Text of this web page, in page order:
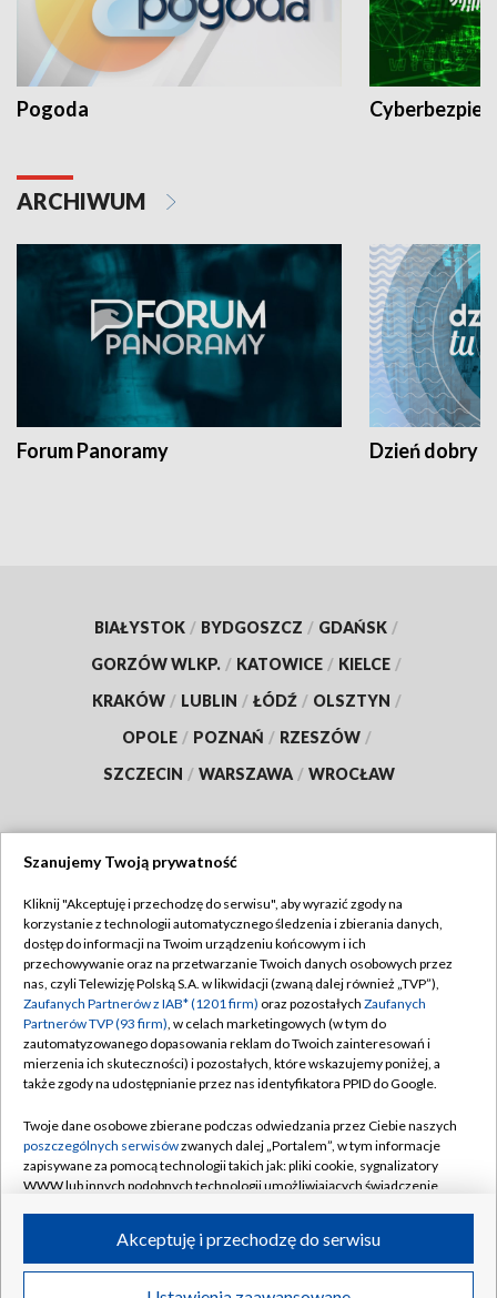
Pogoda
ARCHIWUM
Forum Panoramy Dzień dobry
BIAŁYSTOK / BYDGOSZCZ / GDAŃSK /
GORZÓW WLKP. / KATOWICE / KIELCE /
KRAKÓW / LUBLIN / ŁÓDŹ / OLSZTYN /
OPOLE / POZNAŃ / RZESZÓW /
SZCZECIN / WARSZAWA / WROCŁAW
TVP
Abonament TVP
Emisja w TVP
Centrum informacji TVP
Naziemna Telewizja Cyfrowa
Rada Programowa
System NOS
Informacje o nadawcy
Program dla prasy
Regulamin TVP
Polityka prywatności
Moje zgody
Pomoc
Kontakt
Kanały
©2026 Telewizja Polska S.A. w likwidacji
Szanujemy Twoją prywatność
Kliknij "Akceptuję i przechodzę do serwisu", aby wyrazić zgody na
korzystanie z technologii automatycznego śledzenia i zbierania danych,
dostęp do informacji na Twoim urządzeniu końcowym i ich
przechowywanie oraz na przetwarzanie Twoich danych osobowych przez
nas, czyli Telewizję Polską S.A. w likwidacji (zwaną dalej również „TVP”),
Zaufanych Partnerów z IAB* (1201 firm) oraz pozostałych Zaufanych
Partnerów TVP (93 firm), w celach marketingowych (w tym do
zautomatyzowanego dopasowania reklam do Twoich zainteresowań i
mierzenia ich skuteczności) i pozostałych, które wskazujemy poniżej, a
także zgody na udostępnianie przez nas identyfikatora PPID do Google.
Twoje dane osobowe zbierane podczas odwiedzania przez Ciebie naszych
poszczególnych serwisówzwanych dalej „Portalem”, w tym informacje
zapisywane za pomocą technologii takich jak: pliki cookie, sygnalizatory
WWW lub innych podobnych technologii umożliwiających świadczenie
ruchu w Internecie.
Twoje dane osobowe zbierane podczas odwiedzania przez Ciebie
Akceptuję i przechodzę do serwisu